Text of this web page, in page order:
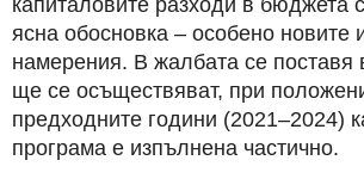
капиталовите разходи в бюджета
ясна обосновка – особено новите
намерения. В жалбата се поставя
ще се осъществяват, при
предходните години (2021–2024)
програма е изпълнена частично.